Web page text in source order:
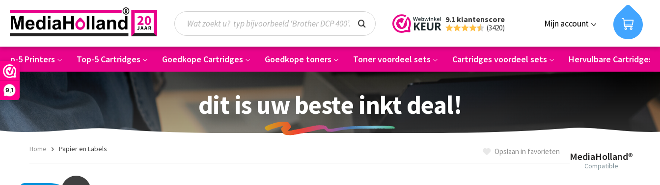
9,1
9.1 klantenscore
(3420) Mijn account
Top-5 Printers Top-5 Cartridges Goedkope Cartridges Goedkope toners Toner voordeel sets Cartridges voordeel sets Hervulbare Cartridges
dit is uw beste inkt deal!
Home Papier en Labels Opslaan in favorieten MediaHolland®
Compatible